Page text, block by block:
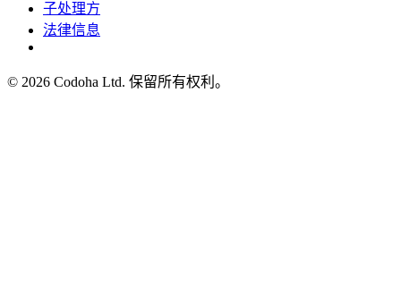
子处理方
法律信息
© 2026 Codoha Ltd. 保留所有权利。